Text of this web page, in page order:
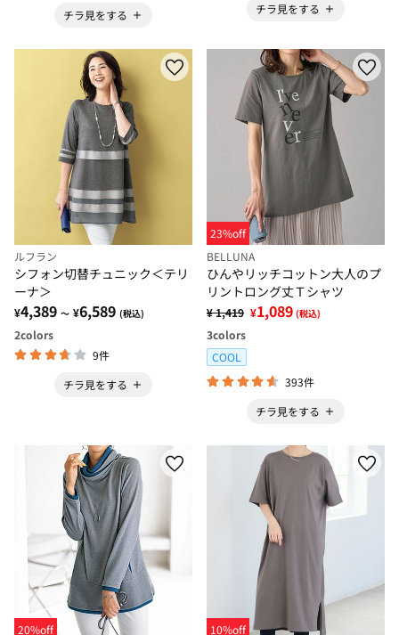
チラ見をする
チラ見をする
ルフラン
シフォン切替チュニック＜テリ
ーナ＞
¥4,389 ～ ¥6,589 (税込)
2colors
9件
チラ見をする
23%off
BELLUNA
ひんやリッチコットン大人のプ
リントロング丈Ｔシャツ
¥ 1,419 ¥1,089 (税込)
3colors
COOL
393件
チラ見をする
20%off 10%off